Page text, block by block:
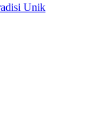
Unik